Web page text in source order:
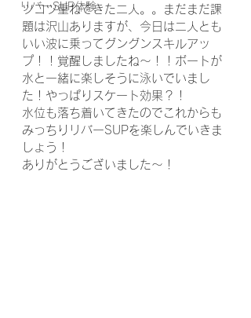
リバーSUP体験
ツコツ重ねてきた二人。。まだまだ課
題は沢山ありますが、今日は二人とも
いい波に乗ってグングンスキルアッ
プ！！覚醒しましたね～！！ボートが
水と一緒に楽しそうに泳いでいまし
た！やっぱりスケート効果？！
水位も落ち着いてきたのでこれからも
みっちりリバーSUPを楽しんでいきま
しょう！
ありがとうございました～！